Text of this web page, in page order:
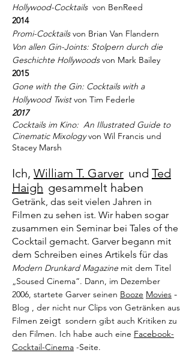
Hollywood-Cocktails von BenReed
2014
Promi-Cocktailsvon Brian Van Flandern
Von allen Gin-Joints: Stolpern durch die
Geschichte Hollywoods von Mark Bailey
2015
Gone with the Gin: Cocktails with a
Hollywood Twistvon Tim Federle
2017
Cocktails im Kino: An Illustrated Guide to
Cinematic Mixologyvon Wil Francis und
Stacey Marsh
Ich, William T. Garver und Ted
Haigh gesammelt haben
Getränk, das seit vielen Jahren in
Filmen zu sehen ist. Wir haben sogar
zusammen ein Seminar bei Tales of the
Cocktail gemacht. Garver begann mit
dem Schreiben eines Artikels für das
Modern Drunkard Magazine mit dem Titel
„Soused Cinema“. Dann, im Dezember
2006, startete Garver seinen Booze Movies -
Blog , der nicht nur Clips von Getränken aus
Filmen zeigt sondern gibt auch Kritiken zu
den Filmen. Ich habe auch eine Facebook-
Cocktail-Cinema -Seite.